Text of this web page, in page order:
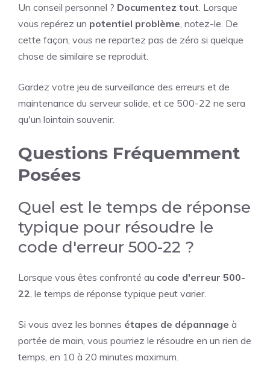
Un conseil personnel ? Documentez tout . Lorsque
vous repérez un potentiel problème , notez-le. De
cette façon, vous ne repartez pas de zéro si quelque
chose de similaire se reproduit.
Gardez votre jeu de surveillance des erreurs et de
maintenance du serveur solide, et ce 500-22 ne sera
qu'un lointain souvenir.
Questions Fréquemment
Posées
Quel est le temps de réponse
typique pour résoudre le
code d'erreur 500-22 ?
Lorsque vous êtes confronté au code d'erreur 500-
22 , le temps de réponse typique peut varier.
Si vous avez les bonnes étapes de dépannage à
portée de main, vous pourriez le résoudre en un rien de
temps, en 10 à 20 minutes maximum.